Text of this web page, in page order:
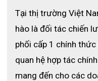
Tại thị trường Việt
hào là đối tác chiến
phối cấp 1 chính
quan hệ hợp tác
mang đến cho các